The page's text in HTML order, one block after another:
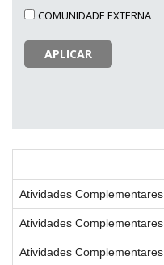
COMUNIDADE EXTERNA
APLICAR
Atividades Complementares
Atividades Complementares
Atividades Complementares